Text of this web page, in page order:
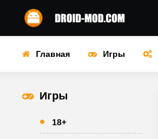
Главная Игры
Игры
18+